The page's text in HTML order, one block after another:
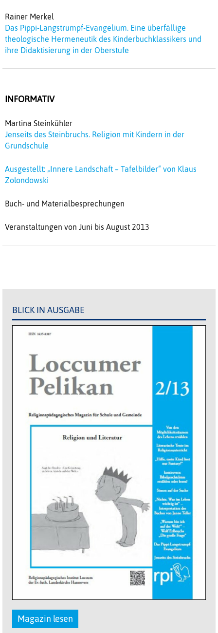
Rainer Merkel
Das Pippi-Langstrumpf-Evangelium. Eine überfällige
theologische Hermeneutik des Kinderbuchklassikers und
ihre Didaktisierung in der Oberstufe
INFORMATIV
Martina Steinkühler
Jenseits des Steinbruchs. Religion mit Kindern in der
Grundschule
Ausgestellt: „Innere Landschaft – Tafelbilder“ von Klaus
Zolondowski
Buch- und Materialbesprechungen
Veranstaltungen von Juni bis August 2013
BLICK IN AUSGABE
Magazin lesen